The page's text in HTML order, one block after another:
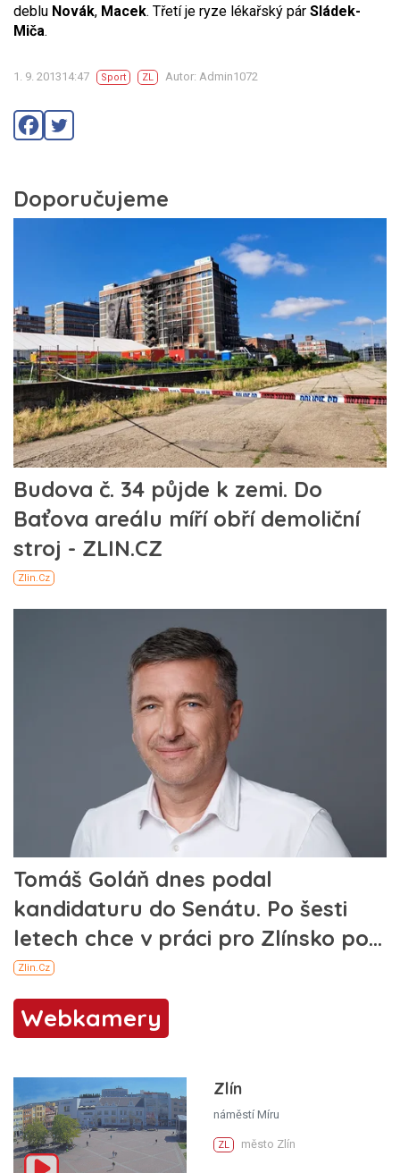
deblu Novák, Macek. Třetí je ryze lékařský pár Sládek-
Miča.
1. 9. 201314:47 Sport ZL Autor: Admin1072
Webkamery
Zlín
náměstí Míru
ZL město Zlín